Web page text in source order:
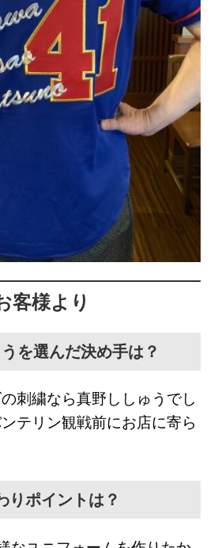
客様より
を選んだ決め手は？
刺繍なら真野ししゅうでし
テリン観戦前にお店に寄ら
りポイントは？